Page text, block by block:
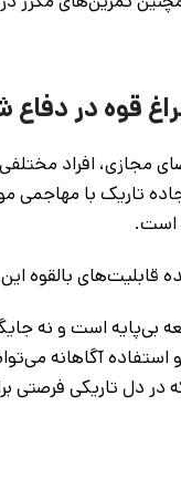
قوه در
افراد
تاریک با
است.
بالقوه این
است و نه
آگاهانه
دل تاریکی فرصتی